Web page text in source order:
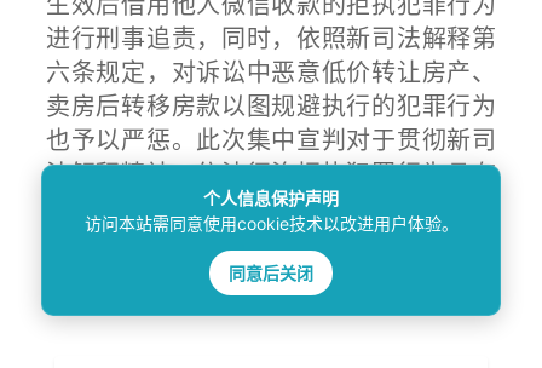
进行刑事追责，同时，依照新司法解释第
六条规定，对诉讼中恶意低价转让房产、
卖房后转移房款以图规避执行的犯罪行为
也予以严惩。此次集中宣判对于贯彻新司
法解释精神、依法惩治拒执犯罪行为具有
典型示范作用，充分保障胜诉当事人的权
益，捍卫法院的司法权威。
个人信息保护声明
访问本站需同意使用cookie技术以改进用户体验。
同意后关闭